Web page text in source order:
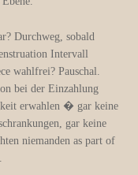
Durchweg, sobald
Intervall
wahlfrei? Pauschal.
bei der Einzahlung
erwahlen � gar keine
gar keine
niemanden as part of